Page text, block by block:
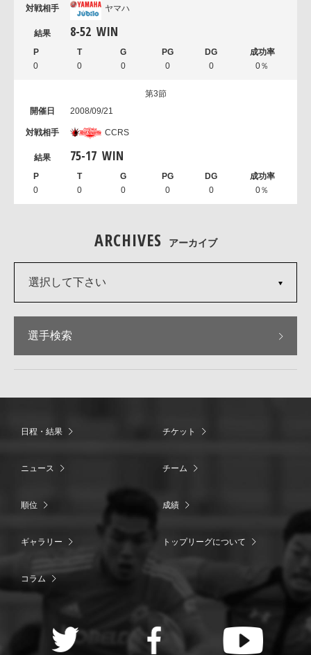
ヤマハ
8-52 WIN
0 0 0 0 0 0％
第3節
2008/09/21
CCRS
75-17 WIN
0 0 0 0 0 0％
ARCHIVES アーカイブ
選択して下さい
選手検索
日程・結果 チケット
ニュース チーム
順位 成績
ギャラリー トップリーグについて
コラム